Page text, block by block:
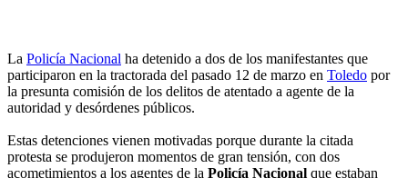
La Policía Nacional ha detenido a dos de los manifestantes que
participaron en la tractorada del pasado 12 de marzo en Toledo por
la presunta comisión de los delitos de atentado a agente de la
autoridad y desórdenes públicos.
Estas detenciones vienen motivadas porque durante la citada
protesta se produjeron momentos de gran tensión, con dos
acometimientos a los agentes de la Policía Nacional que estaban